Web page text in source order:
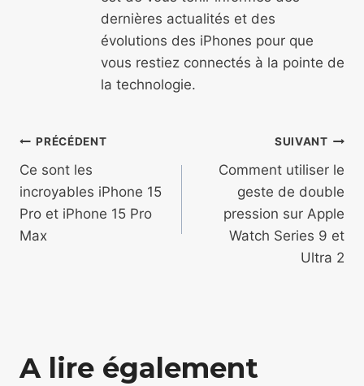
dernières actualités et des
évolutions des iPhones pour que
vous restiez connectés à la pointe de
la technologie.
Navigation
de
l’article
PRÉCÉDENT
Ce sont les
incroyables iPhone 15
Pro et iPhone 15 Pro
Max
SUIVANT
Comment utiliser le
geste de double
pression sur Apple
Watch Series 9 et
Ultra 2
A lire également